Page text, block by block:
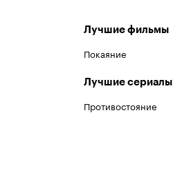
Лучшие фильмы
Покаяние
Лучшие сериалы
Противостояние